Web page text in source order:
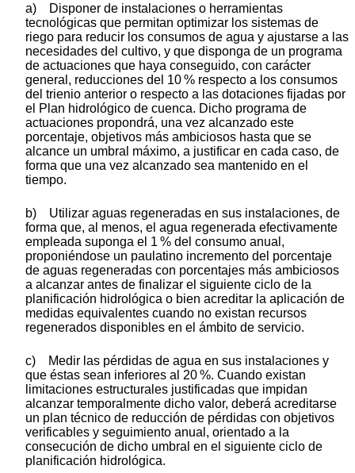
a) Disponer de instalaciones o herramientas
tecnológicas que permitan optimizar los sistemas de
riego para reducir los consumos de agua y ajustarse a las
necesidades del cultivo, y que disponga de un programa
de actuaciones que haya conseguido, con carácter
general, reducciones del 10 % respecto a los consumos
del trienio anterior o respecto a las dotaciones fijadas por
el Plan hidrológico de cuenca. Dicho programa de
actuaciones propondrá, una vez alcanzado este
porcentaje, objetivos más ambiciosos hasta que se
alcance un umbral máximo, a justificar en cada caso, de
forma que una vez alcanzado sea mantenido en el
tiempo.
b) Utilizar aguas regeneradas en sus instalaciones, de
forma que, al menos, el agua regenerada efectivamente
empleada suponga el 1 % del consumo anual,
proponiéndose un paulatino incremento del porcentaje
de aguas regeneradas con porcentajes más ambiciosos
a alcanzar antes de finalizar el siguiente ciclo de la
planificación hidrológica o bien acreditar la aplicación de
medidas equivalentes cuando no existan recursos
regenerados disponibles en el ámbito de servicio.
c) Medir las pérdidas de agua en sus instalaciones y
que éstas sean inferiores al 20 %. Cuando existan
limitaciones estructurales justificadas que impidan
alcanzar temporalmente dicho valor, deberá acreditarse
un plan técnico de reducción de pérdidas con objetivos
verificables y seguimiento anual, orientado a la
consecución de dicho umbral en el siguiente ciclo de
planificación hidrológica.